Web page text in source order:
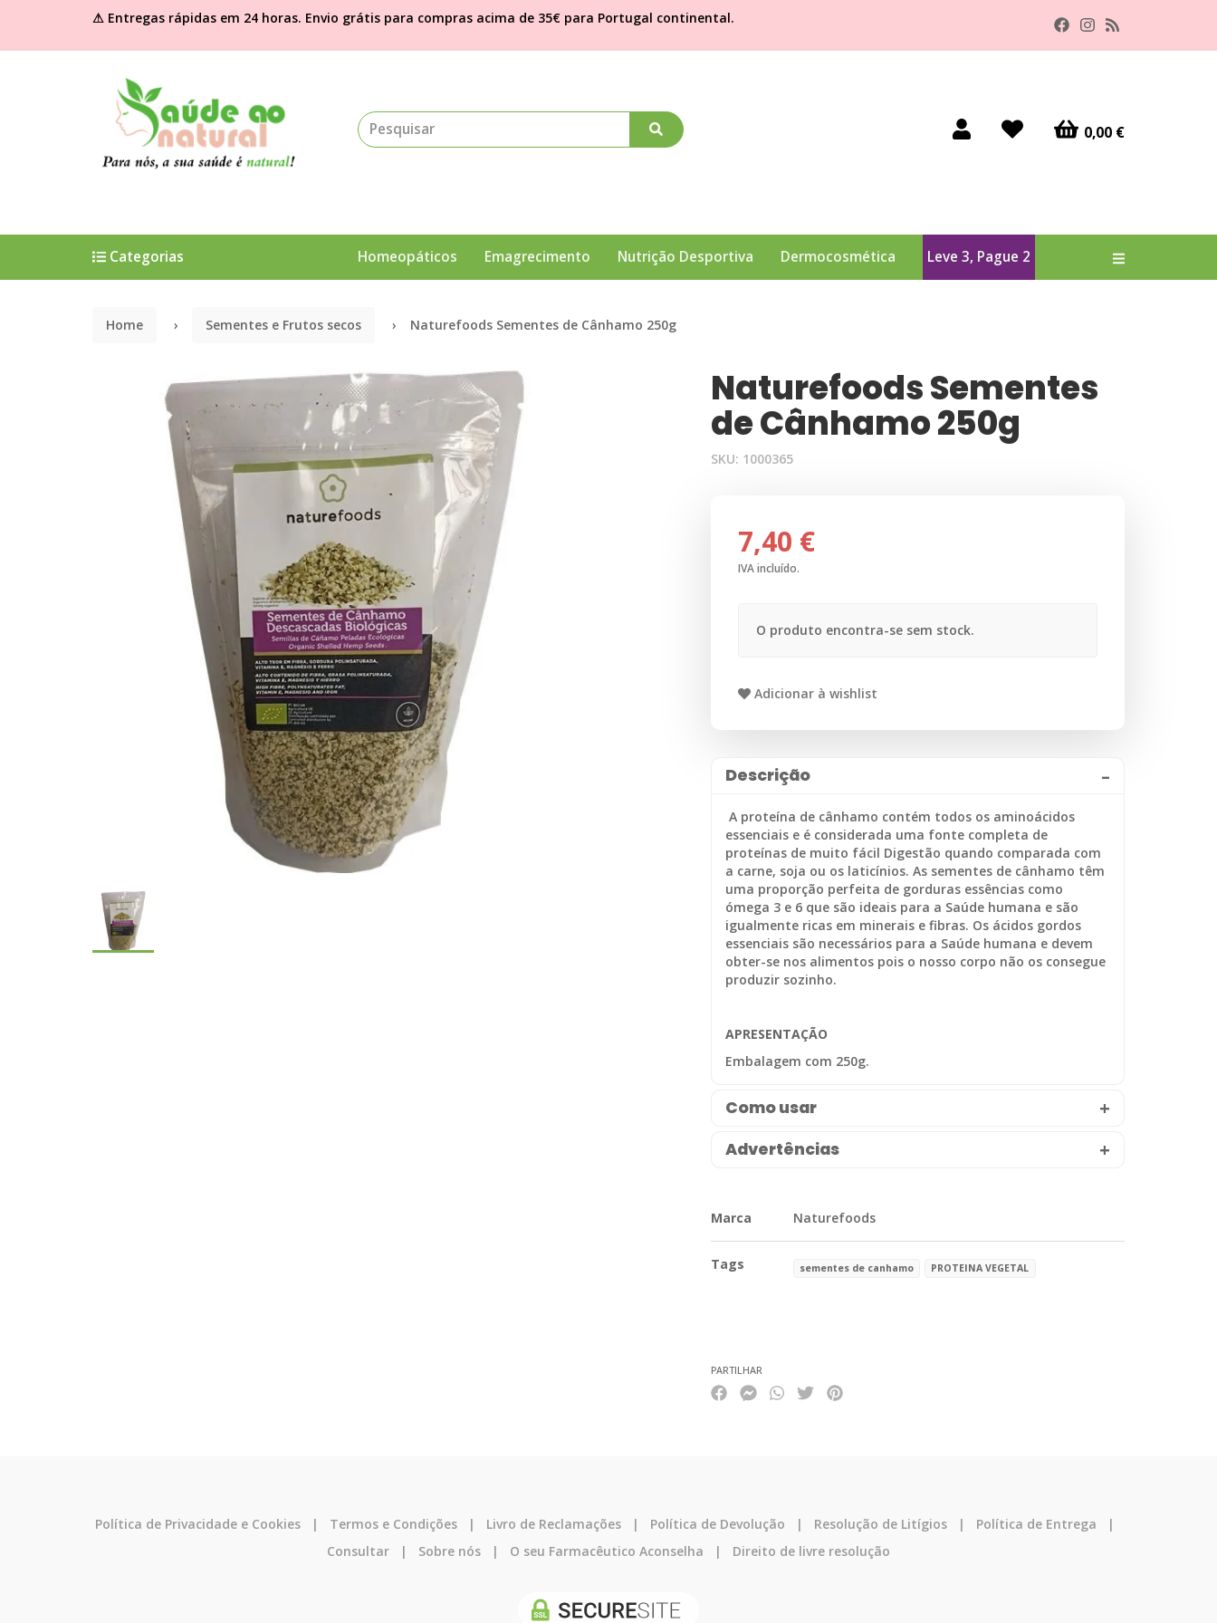
⚠ Entregas rápidas em 24 horas. Envio grátis para compras acima de 35€ para Portugal continental.
0,00 €
Homeopáticos Emagrecimento Nutrição Desportiva Dermocosmética Leve 3, Pague 2
Categorias
Home Sementes e Frutos secos Naturefoods Sementes de Cânhamo 250g
Naturefoods Sementes
de Cânhamo 250g
SKU: 1000365
7,40 €
IVA incluído.
O produto encontra-se sem stock.
Adicionar à wishlist
Descrição
A proteína de cânhamo contém todos os aminoácidos
essenciais e é considerada uma fonte completa de
proteínas de muito fácil Digestão quando comparada com
a carne, soja ou os laticínios. As sementes de cânhamo têm
uma proporção perfeita de gorduras essências como
ómega 3 e 6 que são ideais para a Saúde humana e são
igualmente ricas em minerais e fibras. Os ácidos gordos
essenciais são necessários para a Saúde humana e devem
obter-se nos alimentos pois o nosso corpo não os consegue
produzir sozinho.
APRESENTAÇÃO
Embalagem com 250g.
Como usar
Advertências
Marca Naturefoods
Tags sementes de canhamo PROTEINA VEGETAL
PARTILHAR
Política de Privacidade e Cookies | Termos e Condições | Livro de Reclamações | Política de Devolução | Resolução de Litígios | Política de Entrega |
Consultar | Sobre nós | O seu Farmacêutico Aconselha | Direito de livre resolução